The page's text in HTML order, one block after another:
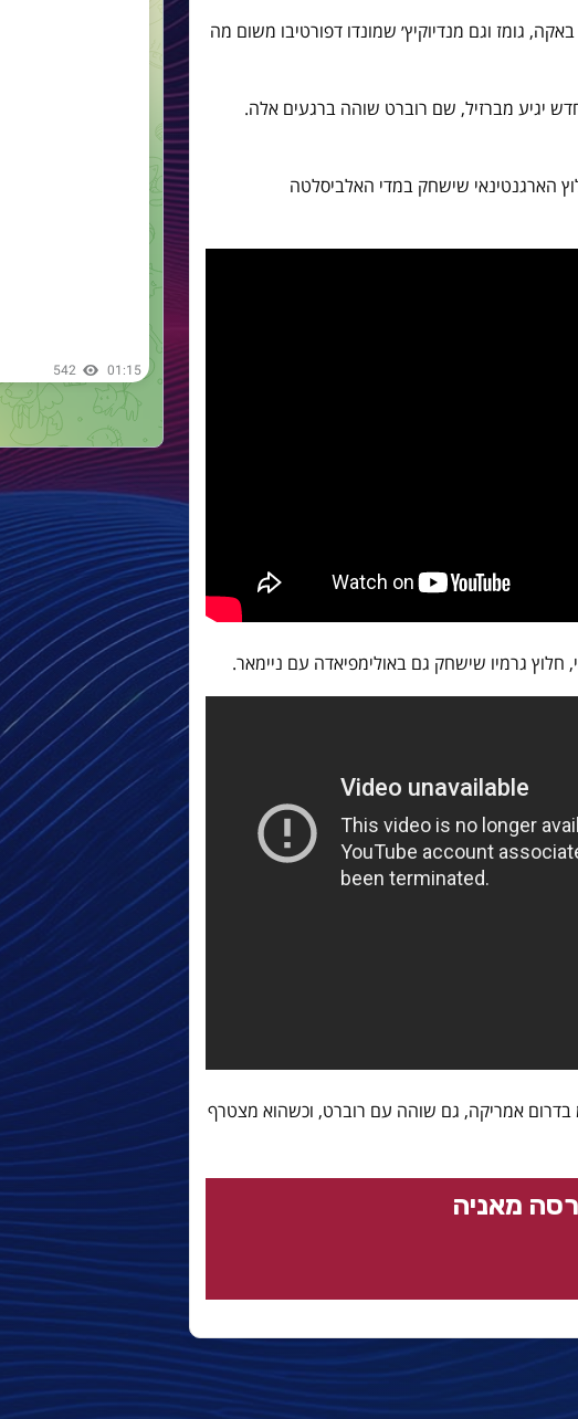
גומז וגם מנדיוקיץ׳ שמונדו דפורטיבו משום מה
יגיע מברזיל, שם רוברט שוהה ברגעים אלה.
הארגנטינאי שישחק במדי האלביסלטה
חלוץ גרמיו שישחק גם באולימפיאדה עם ניימאר.
אמריקה, גם שוהה עם רוברט, וכשהוא מצטרף
מאניה